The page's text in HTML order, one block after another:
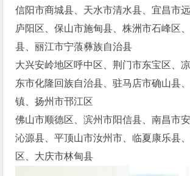
信阳市商城县、天水市清水县、宜昌市
庐阳区、保山市施甸县、株洲市石峰区
县、丽江市宁蒗彝族自治县
大兴安岭地区呼中区、荆门市东宝区、
东市化隆回族自治县、驻马店市确山县
镇、扬州市邗江区
佛山市顺德区、滨州市阳信县、南昌市
沁源县、平顶山市汝州市、临夏康乐县
区、大庆市林甸县